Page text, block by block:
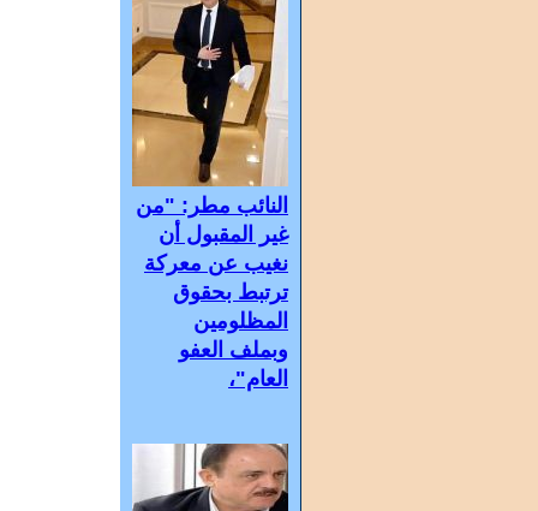
النائب مطر: "من
غير المقبول أن
نغيب عن معركة
ترتبط بحقوق
المظلومين
وبملف العفو
العام"،